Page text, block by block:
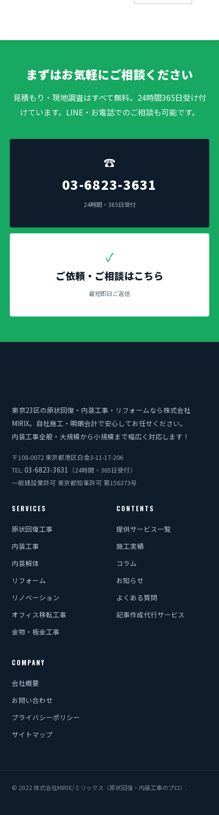
まずはお気軽にご相談ください
見積もり・現地調査はすべて無料。24時間365日受け付
けています。LINE・お電話でのご相談も可能です。
☎
03-6823-3631
24時間・365日受付
✓
ご依頼・ご相談はこちら
最短即日ご返信
東京23区の原状回復・内装工事・リフォームなら株式会社
MIRIX。自社施工・明朗会計で安心してお任せください。
内装工事全般・大規模から小規模まで幅広く対応します！
〒108-0072 東京都港区白金3-11-17-206
TEL: 03-6823-3631 （24時間・365日受付）
一般建設業許可 東京都知事許可 第156373号
SERVICES
原状回復工事
内装工事
内装解体
リフォーム
リノベーション
オフィス移転工事
金物・板金工事
CONTENTS
提供サービス一覧
施工実績
コラム
お知らせ
よくある質問
記事作成代行サービス
COMPANY
会社概要
お問い合わせ
プライバシーポリシー
サイトマップ
© 2022 株式会社MIRIX/ミリックス（原状回復・内装工事のプロ）.